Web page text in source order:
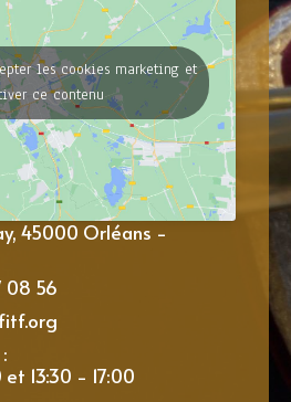
les cookies marketing et
ce contenu
45000 Orléans -
08 56
13:30 - 17:00